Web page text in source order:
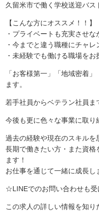
久留米市で働く学校送迎バス
【こんな方にオススメ！！】
・プライベートも充実させ
・今までと違う職種にチャレ
・未経験でも働ける職場をお
「お客様第一」「地域密着
ます。
若手社員からベテラン社員ま
今後も更に色々な事業に取り
過去の経験や現在のスキルを
長期で働きたい方・また資格
ます！
お仕事を通じて一緒に成長し
☆LINEでのお問い合わせも
この求人の詳しい情報を知り